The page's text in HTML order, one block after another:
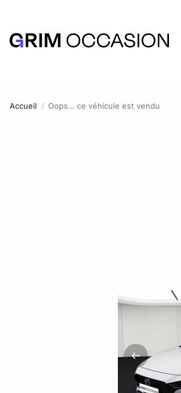
Accueil Oops… ce véhicule est vendu